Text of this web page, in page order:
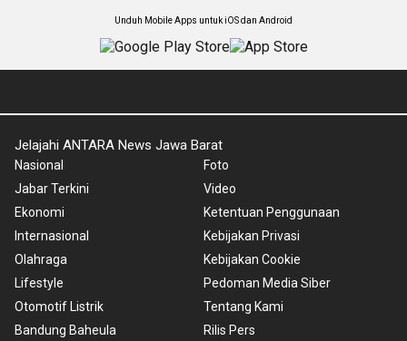
Unduh Mobile Apps untuk iOS dan Android
Jelajahi ANTARA News Jawa Barat
Nasional
Jabar Terkini
Ekonomi
Internasional
Olahraga
Lifestyle
Otomotif Listrik
Bandung Baheula
Foto
Video
Ketentuan Penggunaan
Kebijakan Privasi
Kebijakan Cookie
Pedoman Media Siber
Tentang Kami
Rilis Pers